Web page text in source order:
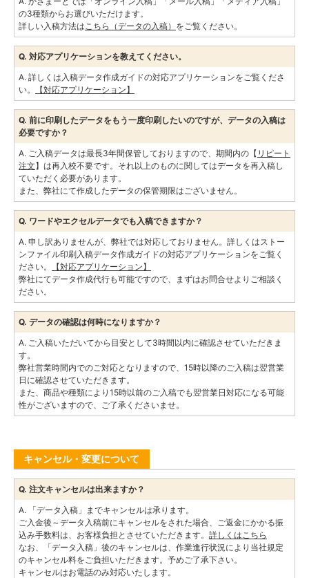
の3種類からお選びいただけます。
詳しい入稿方法は こちら（データの入稿） をご覧ください。
Q. 対応アプリケーションを教えてください。
A. 詳しくは入稿データ作成ガイドの対応アプリケーションをご覧くださ
い。
【対応アプリケーション】
Q. 前に印刷したデータをもう一度印刷したいのですが、データの入稿は
必要ですか？
A. ご入稿データは最長3年間保管しておりますので、期間内の【 リピート
注文】は再入校不要です。それ以上のものに関してはデータを再入稿し
ていただく必要があります。
また、弊社にて作成したデータの保管期限はございません。
Q. ワードやエクセルデータでも入稿できますか？
A. 申し訳ありませんが、弊社では対応しておりません。詳しくはストー
ンファイル印刷入稿データ作成ガイドの対応アプリケーションをご覧く
ださい。
【対応アプリケーション】
弊社にてデータ作成代行も可能ですので、まずはお問合せよりご相談く
ださい。
Q. データの確認は何時になりますか？
A. ご入稿いただいてから目安として3時間以内に確認させていただきま
す。
弊社営業時間内でのご対応となりますので、15時以降のご入稿は翌営業
日に確認させていただきます。
また、商品や種類により15時以前のご入稿でも翌営業日対応になる可能
性がございますので、ご了承くださいませ。
キャンセル・変更について
Q. 注文キャンセルは出来ますか？
A. 「データ入稿」までキャンセルは承ります。
ご入金後～データ入稿前にキャンセルをされた場合、ご返金にかかる振
込み手数料は、お客様負担とさせていただきます。 詳しくはこちら
なお、「データ入稿」後のキャンセルは、作業進行状況により当社規定
のキャンセル料をご負担いただきます。予めご了承下さい。
キャンセルはお電話のみ対応いたします。